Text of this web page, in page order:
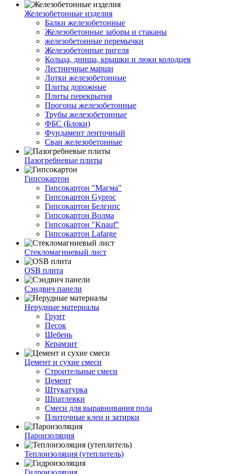
Железобетонные изделия
Балки железобетонные
Железобетонные заборы и стаканы
железобетонные перемычки
Железобетонные ригеля
Кольца, днища, крышки и люки колодцев
Лестничные марши
Лотки железобетонные
Плиты дорожные
Плиты перекрытия
Прогоны железобетонные
Трубы железобетонные
ФБС (Блоки)
Фундамент ленточный
Сваи железобетонные
Пазогребневые плиты
Гипсокартон
Гипсокартон "Магма"
Гипсокартон Gyproc
Гипсокартон Белгипс
Гипсокартон Волма
Гипсокартон "Knauf"
Гипсокартон Lafarge
Стекломагниевый лист
OSB плита
Сэндвич панели
Нерудные материалы
Грунт
Песок
Щебень
Керамзит
Цемент и сухие смеси
Строительные смеси
Цемент
Штукатурка
Шпатлевки
Смеси для выравнивания пола
Плиточные клеи и затирки
Пароизоляция
Теплоизоляция (утеплитель)
Гидроизоляция